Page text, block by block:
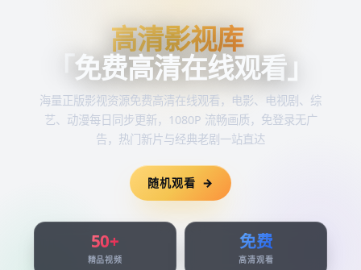
高清影视库
高清影视库
免费高清在线观看」
海量正版影视资源免费高清在线观看 ，电影、电视剧、综
艺、动漫每日同步更新，1080P 流畅画质，免登录无广
告，热门新片与经典老剧一站直达
随机观看
50+
精品视频
免费
高清观看